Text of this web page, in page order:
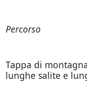
Percorso
Tappa di
lunghe salite e